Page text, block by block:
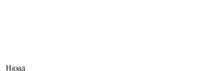
Назад